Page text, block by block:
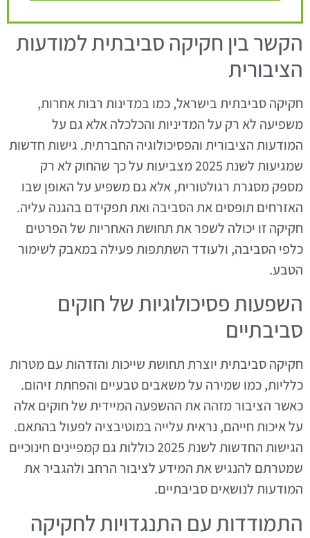
הקשר בין חקיקה סביבתית למודעות
הציבורית
חקיקה סביבתית בישראל, כמו במדינות רבות אחרות,
משפיעה לא רק על המדיניות והכלכלה אלא גם על
המודעות הציבורית והפסיכולוגיה החברתית. גישות חדשות
שמגיעות לשנת 2025 מצביעות על כך שהחוק לא רק
מספק מסגרת רגולטורית, אלא גם משפיע על האופן שבו
האזרחים תופסים את הסביבה ואת תפקידם בהגנה עליה.
חקיקה זו יכולה לשפר את תחושת האחריות של הפרטים
כלפי הסביבה, ולעודד השתתפות פעילה במאבק לשימור
הטבע.
השפעות פסיכולוגיות של חוקים
סביבתיים
חקיקה סביבתית יוצרת תחושת שייכות והזדהות עם מטרות
כלליות, כמו שמירה על משאבים טבעיים והפחתת זיהום.
כאשר הציבור מזהה את ההשפעה המיידית של חוקים אלה
על איכות חייהם, נראית עלייה במוטיבציה לפעול בהתאם.
הגישות החדשות לשנת 2025 כוללות גם קמפיינים חינוכיים
שמטרתם להנגיש את המידע לציבור הרחב ולהגביר את
המודעות לנושאים סביבתיים.
התמודדות עם התנגדויות לחקיקה